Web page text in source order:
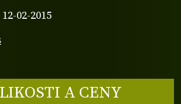
02-2015
A CENY